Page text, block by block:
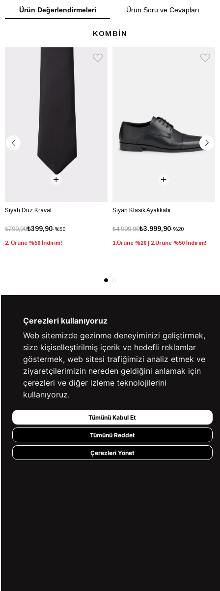
Ürün Değerlendirmeleri Ürün Soru ve Cevapları
KOMBİN
Siyah Düz Kravat
%50
₺399,90
₺799,90
2. Ürüne %50 İndirim!
Siyah Klasik Ayakkabı
%20
₺3.999,90
₺4.999,90
1.Ürüne %20 | 2.Ürüne %50 İndirim!
%100 GÜVENLİ
14 GÜN İÇERİSİNDE
İADE GARANTİSİ
2000 TL VE ÜZERİ
ÜCRETSİZ KARGO
KURUMSAL
KATEGORİLER
Çerezleri kullanıyoruz
Web sitemizde gezinme deneyiminizi geliştirmek,
size kişiselleştirilmiş içerik ve hedefli reklamlar
göstermek, web sitesi trafiğimizi analiz etmek ve
ziyaretçilerimizin nereden geldiğini anlamak için
çerezleri ve diğer izleme teknolojilerini
kullanıyoruz.
Tümünü Kabul Et
Tümünü Reddet
Çerezleri Yönet